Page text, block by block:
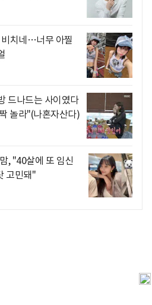
비치네…너무 아찔
드나드는 사이였다
놀라"(나혼자산다)
, "40살에 또 임신
고민돼"